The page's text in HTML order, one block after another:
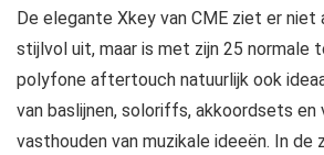
De elegante Xkey van CME ziet er
stijlvol uit, maar is met zijn 25 normale
polyfone aftertouch natuurlijk ook
van baslijnen, soloriffs, akkoordsets en
vasthouden van muzikale ideeën. In de